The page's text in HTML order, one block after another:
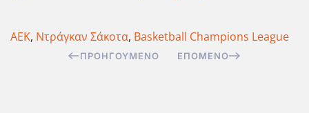
ΑΕΚ, Ντράγκαν Σάκοτα, Basketball Champions League
ΠΡΟΗΓΟΎΜΕΝΟ ΕΠΌΜΕΝΟ